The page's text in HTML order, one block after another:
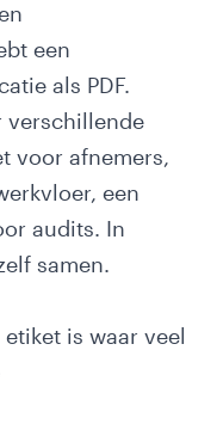
een
als PDF.
verschillende
voor afnemers,
een
audits. In
samen.
is waar veel